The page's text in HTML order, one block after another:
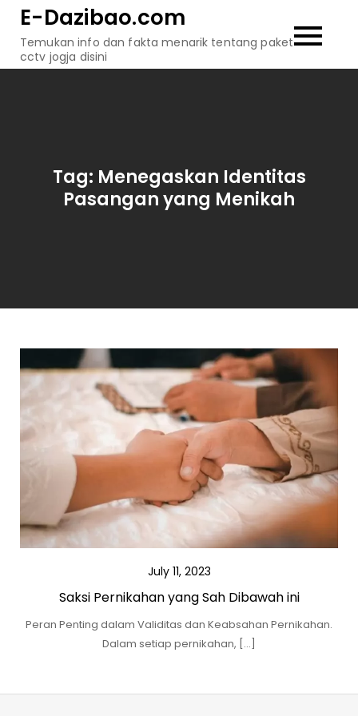
content
E-Dazibao.com
Temukan info dan fakta menarik tentang paket
cctv jogja disini
Tag: Menegaskan Identitas
Pasangan yang Menikah
July 11, 2023
Saksi Pernikahan yang Sah Dibawah ini
Peran Penting dalam Validitas dan Keabsahan Pernikahan.
Dalam setiap pernikahan, […]